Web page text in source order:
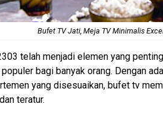
Bufet TV Jati, Meja TV Minimalis
telah menjadi elemen yang
bagi banyak orang. Dengan
yang disesuaikan, bufet tv
teratur.